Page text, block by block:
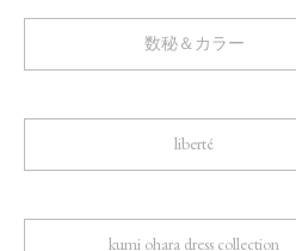
数秘＆カラー
liberté
kumi ohara dress collection